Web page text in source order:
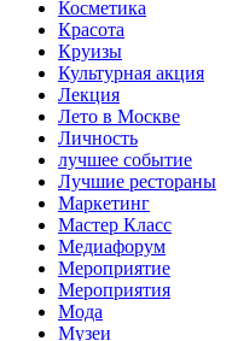
Косметика
Красота
Круизы
Культурная акция
Лекция
Лето в Москве
Личность
лучшее событие
Лучшие рестораны
Маркетинг
Мастер Класс
Медиафорум
Мероприятие
Мероприятия
Мода
Музеи